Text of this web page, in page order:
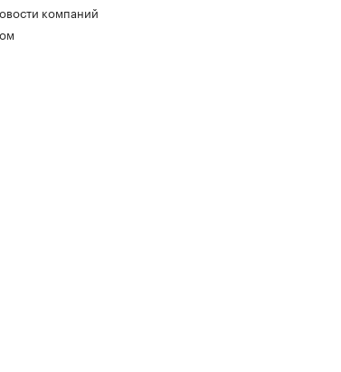
компаний